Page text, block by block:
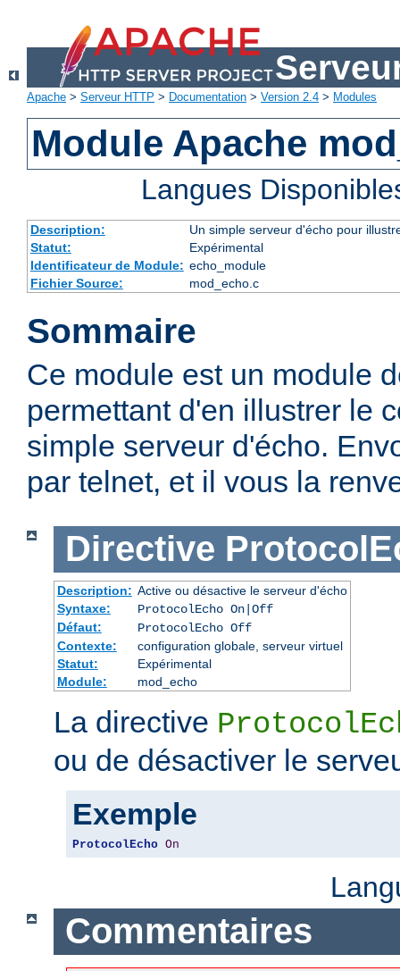
Apache > Serveur HTTP > Documentation > Version 2.4 > Modules
Module Apache
Langues
Description:
Un simple serveur d'écho pour
Statut:
Expérimental
Identificateur de Module: echo_module
Fichier Source:
mod_echo.c
Sommaire
Ce module est un module
permettant d'en illustrer le
simple serveur d'écho.
par telnet, et il vous la
Directive
Description: Active ou désactive le serveur d'écho
Syntaxe:
ProtocolEcho On|Off
Défaut:
ProtocolEcho Off
Contexte:
configuration globale, serveur virtuel
Statut:
Expérimental
Module:
mod_echo
La directive
ou de désactiver le
Exemple
ProtocolEcho On
Commentaires